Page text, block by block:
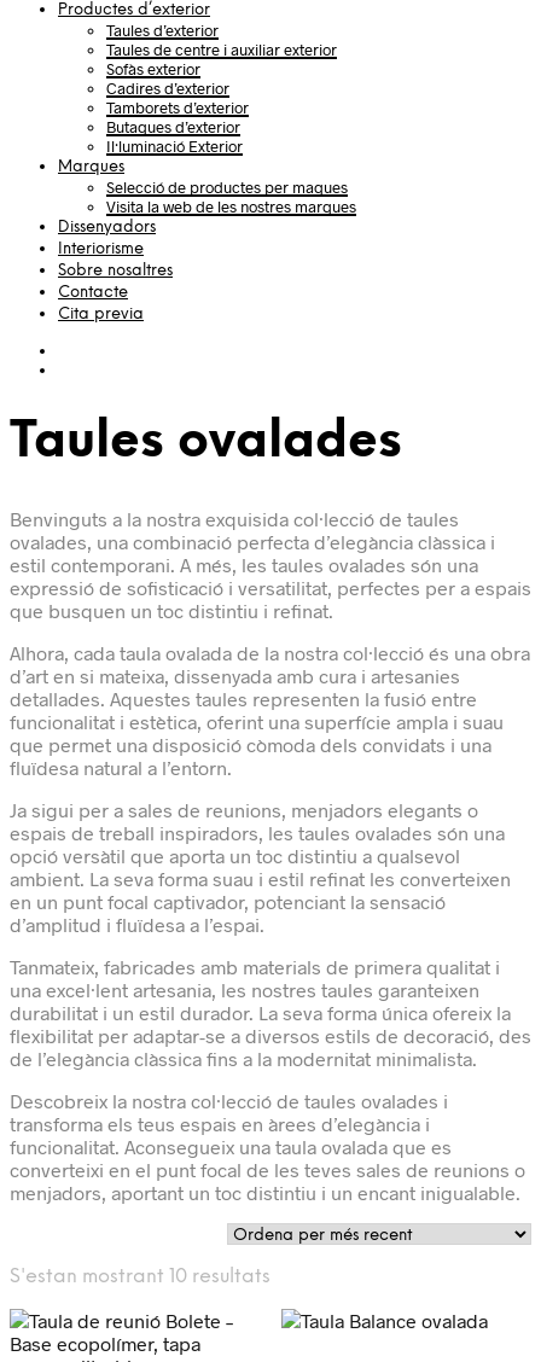
Productes d’exterior
Taules d’exterior
Taules de centre i auxiliar exterior
Sofàs exterior
Cadires d’exterior
Tamborets d’exterior
Butaques d’exterior
Il·luminació Exterior
Marques
Selecció de productes per maques
Visita la web de les nostres marques
Dissenyadors
Interiorisme
Sobre nosaltres
Contacte
Cita previa
Taules ovalades
Benvinguts a la nostra exquisida col·lecció de taules
ovalades, una combinació perfecta d’elegància clàssica i
estil contemporani. A més, les taules ovalades són una
expressió de sofisticació i versatilitat, perfectes per a espais
que busquen un toc distintiu i refinat.
Alhora, cada taula ovalada de la nostra col·lecció és una obra
d’art en si mateixa, dissenyada amb cura i artesanies
detallades. Aquestes taules representen la fusió entre
funcionalitat i estètica, oferint una superfície ampla i suau
que permet una disposició còmoda dels convidats i una
fluïdesa natural a l’entorn.
Ja sigui per a sales de reunions, menjadors elegants o
espais de treball inspiradors, les taules ovalades són una
opció versàtil que aporta un toc distintiu a qualsevol
ambient. La seva forma suau i estil refinat les converteixen
en un punt focal captivador, potenciant la sensació
d’amplitud i fluïdesa a l’espai.
Tanmateix, fabricades amb materials de primera qualitat i
una excel·lent artesania, les nostres taules garanteixen
durabilitat i un estil durador. La seva forma única ofereix la
flexibilitat per adaptar-se a diversos estils de decoració, des
de l’elegància clàssica fins a la modernitat minimalista.
Descobreix la nostra col·lecció de taules ovalades i
transforma els teus espais en àrees d’elegància i
funcionalitat. Aconsegueix una taula ovalada que es
converteixi en el punt focal de les teves sales de reunions o
menjadors, aportant un toc distintiu i un encant inigualable.
S'estan mostrant 10 resultats
més